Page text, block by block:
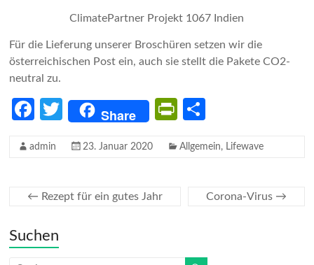
ClimatePartner Projekt 1067 Indien
Für die Lieferung unserer Broschüren setzen wir die
österreichischen Post ein, auch sie stellt die Pakete CO2-
neutral zu.
Fa
b
o
T
itt
Share
Pr
tF e
admin 23. Januar 2020 Allgemein, Lifewave
← Rezept für ein gutes Jahr Corona-Virus →
Suchen